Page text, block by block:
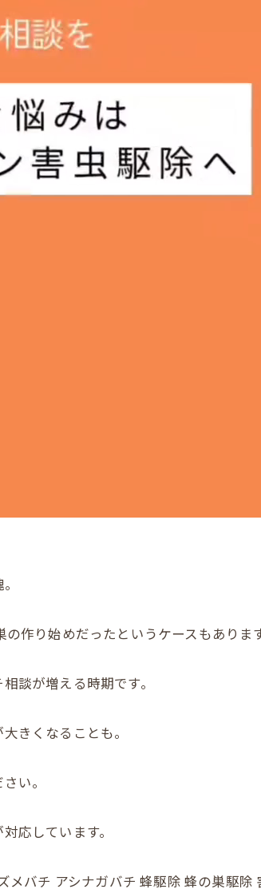
作り始めだったというケースもあります
談が増える時期です。
きくなることも。
い。
応しています。
バチ アシナガバチ 蜂駆除 蜂の巣駆